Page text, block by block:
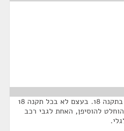
אם כך, הוחלט לדון מחדש בתקנה 18. בעצם לא בכל תקנה 18
להוסיפן, האחת לגבי רכב